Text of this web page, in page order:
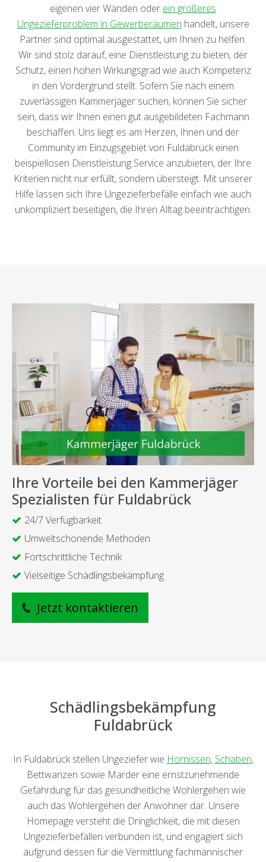
eigenen vier Wänden oder ein größeres
Ungezieferproblem in Gewerberäumen handelt, unsere
Partner sind optimal ausgestattet, um Ihnen zu helfen.
Wir sind stolz darauf, eine Dienstleistung zu bieten, der
Schutz, einen hohen Wirkungsgrad wie auch Kompetenz
in den Vordergrund stellt. Sofern Sie nach einem
zuverlässigen Kammerjäger suchen, können Sie sicher
sein, dass wir Ihnen einen gut ausgebildeten Fachmann
beschaffen. Uns liegt es am Herzen, Ihnen und der
Community im Einzugsgebiet von Fuldabrück einen
beispiellosen Dienstleistung Service anzubieten, der Ihre
Kriterien nicht nur erfüllt, sondern übersteigt. Mit unserer
Hilfe lassen sich Ihre Ungezieferbefälle einfach wie auch
unkompliziert beseitigen, die Ihren Alltag beeinträchtigen.
Ihre Vorteile bei den Kammerjäger
Spezialisten für Fuldabrück
24/7 Verfügbarkeit
Umweltschonende Methoden
Fortschrittliche Technik
Vielseitige Schädlingsbekämpfung
Jetzt kontaktieren
Schädlingsbekämpfung
Fuldabrück
In Fuldabrück stellen Ungeziefer wie Hornissen, Schaben,
Bettwanzen sowie Marder eine ernstzunehmende
Gefährdung für das gesundheitliche Wohlergehen wie
auch das Wohlergehen der Anwohner dar. Unsere
Homepage versteht die Dringlichkeit, die mit diesen
Ungezieferbefällen verbunden ist, und engagiert sich
aufgrund dessen für die Vermittlung fachmännischer